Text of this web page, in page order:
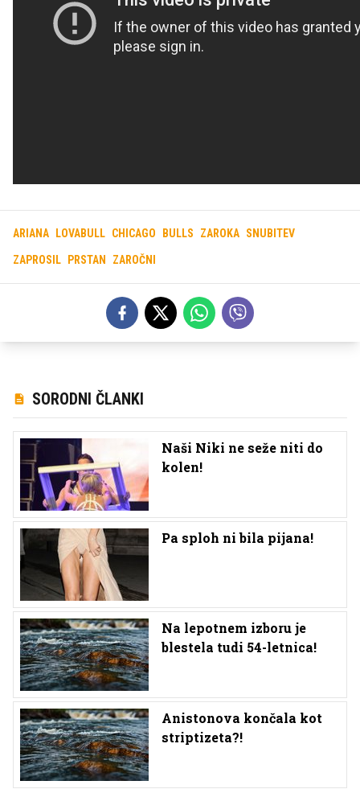
ARIANA LOVABULL CHICAGO BULLS ZAROKA SNUBITEV
ZAPROSIL PRSTAN ZAROČNI
SORODNI ČLANKI
Naši Niki ne seže niti do
kolen!
Pa sploh ni bila pijana!
Na lepotnem izboru je
blestela tudi 54-letnica!
Anistonova končala kot
striptizeta?!